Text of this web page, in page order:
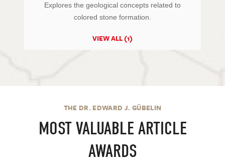
Explores the geological concepts related to
colored stone formation.
VIEW ALL (1)
THE DR. EDWARD J. GÜBELIN
MOST VALUABLE ARTICLE
AWARDS